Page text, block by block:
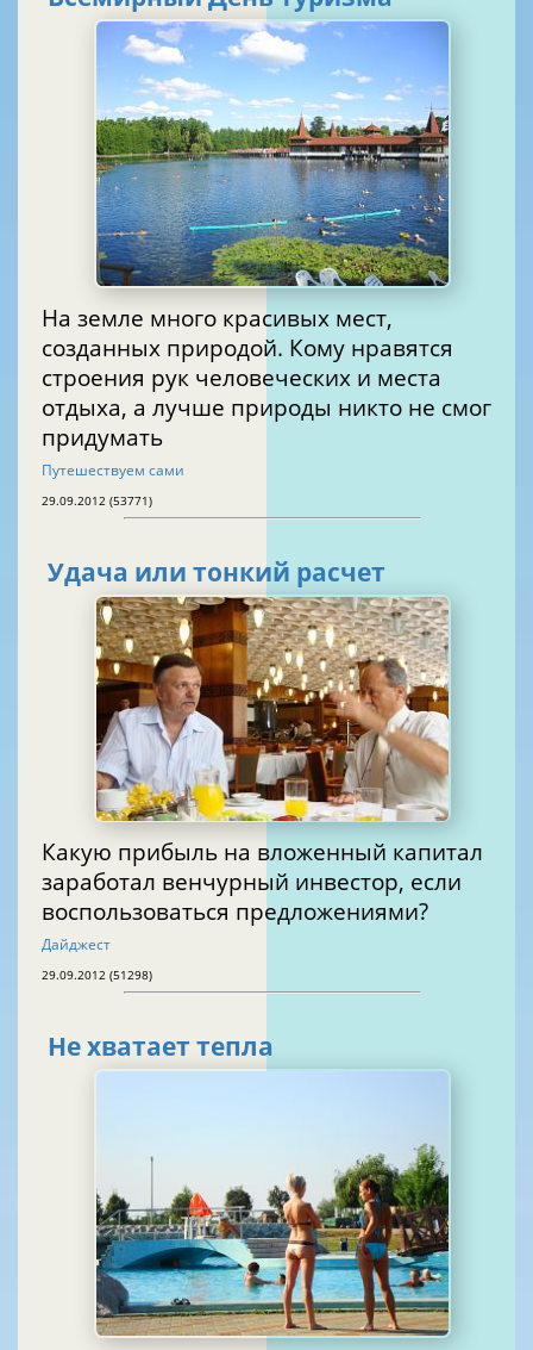
На земле много красивых мест,
созданных природой. Кому нравятся
строения рук человеческих и места
отдыха, а лучше природы никто не смог
придумать
Путешествуем сами
29.09.2012 (53771)
Удача или тонкий расчет
Какую прибыль на вложенный капитал
заработал венчурный инвестор, если
воспользоваться предложениями?
Дайджест
29.09.2012 (51298)
Не хватает тепла